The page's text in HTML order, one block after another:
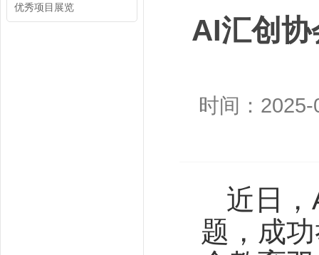
优秀项目展览
AI汇创
时间：2025-
近日，
题，成